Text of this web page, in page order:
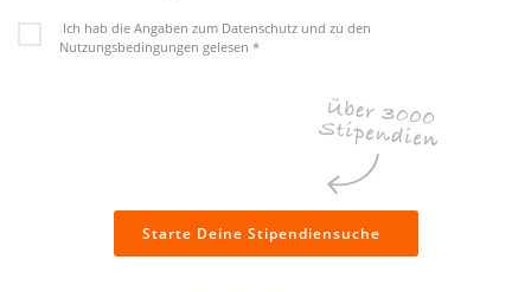
Ich hab die Angaben zum Datenschutz und zu den
Nutzungsbedingungen gelesen *
Starte Deine Stipendiensuche